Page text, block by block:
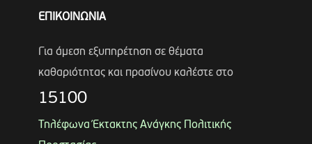
ΕΠΙΚΟΙΝΩΝΙΑ
Για άμεση εξυπηρέτηση σε θέματα
καθαριότητας και πρασίνου καλέστε στο
15100
Τηλέφωνα Έκτακτης Ανάγκης Πολιτικής